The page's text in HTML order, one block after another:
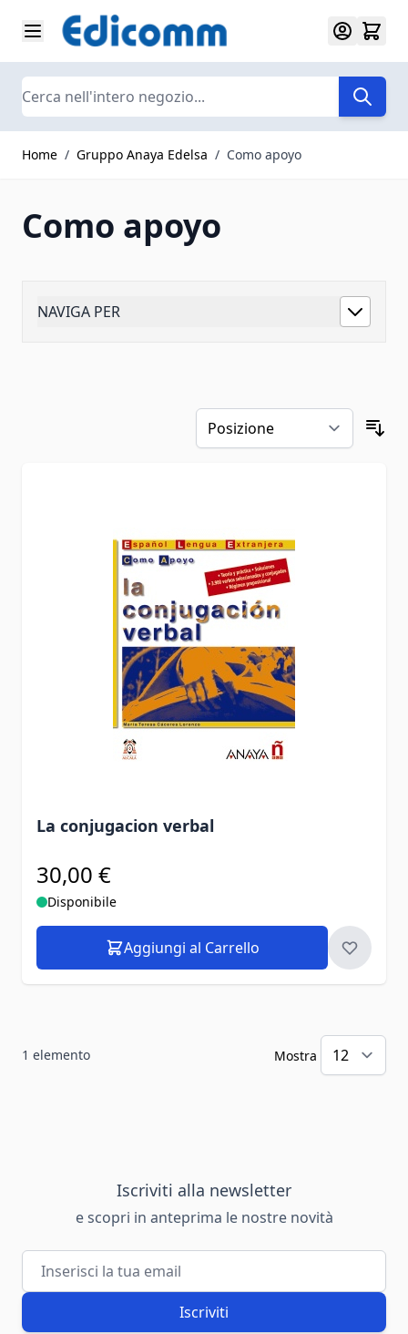
Salta al contenuto
Search
Home / Gruppo Anaya Edelsa / Como apoyo
Como apoyo
NAVIGA PER
La conjugacion verbal
30,00 €
Disponibile
Aggiungi al Carrello
1 elemento Mostra
Iscriviti alla newsletter
e scopri in anteprima le nostre novità
Indirizzo email
Iscriviti